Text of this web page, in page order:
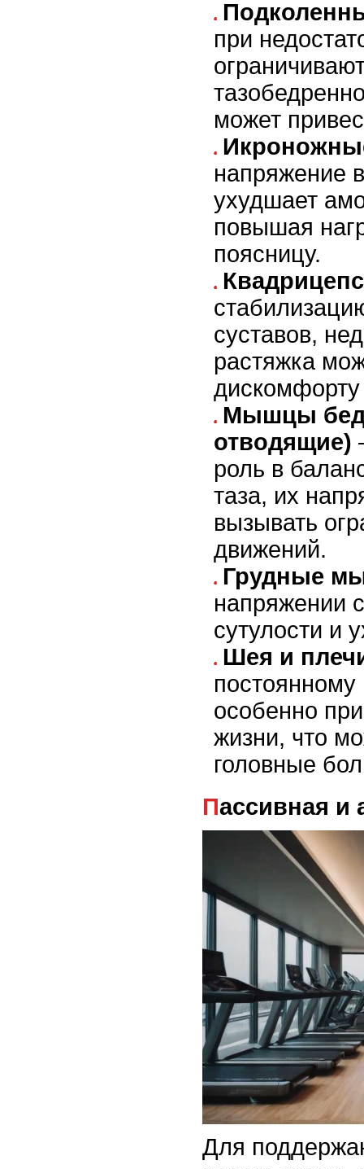
при
может
напряжение
ухудшает
повышая
поясницу.
Квадрицепс
суставов,
растяжка
Мышцы
отводящие)
роль в
таза, их
вызывать
движений.
Грудные
напряжении
сутулости и
Шея и
особенно
жизни, что
головные
Пассивная
Для